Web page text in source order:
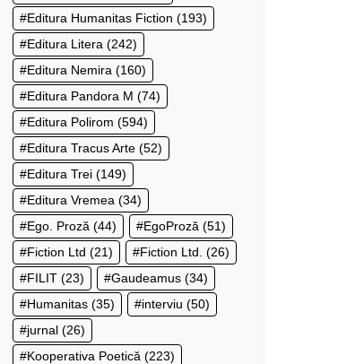
Editura Humanitas Fiction (193)
Editura Litera (242)
Editura Nemira (160)
Editura Pandora M (74)
Editura Polirom (594)
Editura Tracus Arte (52)
Editura Trei (149)
Editura Vremea (34)
Ego. Proză (44) EgoProză (51)
Fiction Ltd (21) Fiction Ltd. (26)
FILIT (23) Gaudeamus (34)
Humanitas (35) interviu (50)
jurnal (26)
Kooperativa Poetică (223)